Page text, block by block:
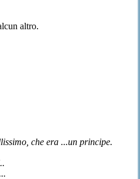
altro.
che era ...un principe.